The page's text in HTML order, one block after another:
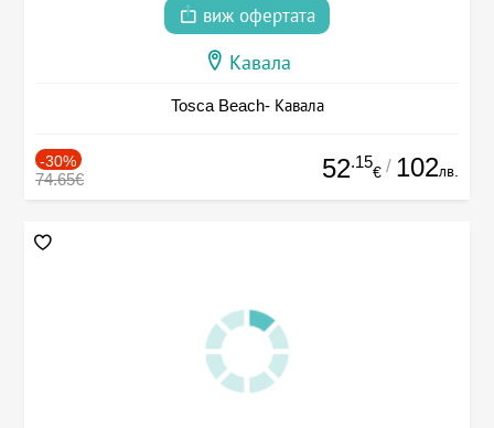
виж офертата
Кавала
Tosca Beach- Кавала
-30%
74.65€ 52.15
€ / 102лв.